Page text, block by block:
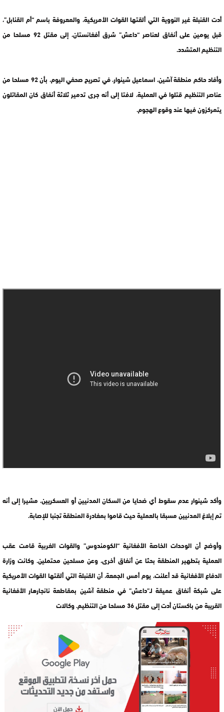
أدت القنبلة غير النووية التي ألقتها القوات الأمريكية، والمعروفة باسم “أم القنابل”،
قبل يومين على أنفاق لعناصر “داعش” شرق أفغانستان، إلى مقتل 92 مسلحا من
التنظيم المتشدد.
وأفاد حاكم منطقة آشين، اسماعيل شينوار، في تصريح صحفي اليوم، بأن 92 مسلحا من
عناصر التنظيم قتلوا في العملية، لافتا إلى أنه جرى تدمير ثلاثة أنفاق كان المقاتلون
يتمركزون فيها عند وقوع الهجوم.
وأكد شينوار عدم سقوط أي ضحايا من السكان المدنيين أو العسكريين، مشيرا إلى أنه
تم إبلاغ المدنيين مسبقا بالعملية حيث قاموا بمغادرة المنطقة تجنبا للإصابة.
وأوضح أن الوحدات الخاصة الأفغانية “الكومندوس” والقوات الغربية قامت عقب
العملية بتطهير المنطقة بحثا عن أنفاق أخرى، وعن مسلحين محتملين. وكانت وزارة
الدفاع الأفغانية قد أعلنت، يوم أمس الجمعة، أن القنبلة التي ألقتها القوات الأمريكية
على شبكة أنفاق عميقة لـ”داعش” في منطقة آشين بمقاطعة نانجارهار الأفغانية
القريبة من باكستان أدت إلى مقتل 36 مسلحا من التنظيم. وكالات